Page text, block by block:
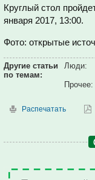
Круглый стол
января 2017, 13:00.
Фото: открытые
Другие статьи
по темам:
Люди:
Прочее:
Распечатать